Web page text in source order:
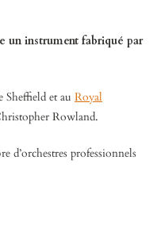
un instrument fabriqué par
Sheffield et au Royal
Rowland.
d’orchestres professionnels